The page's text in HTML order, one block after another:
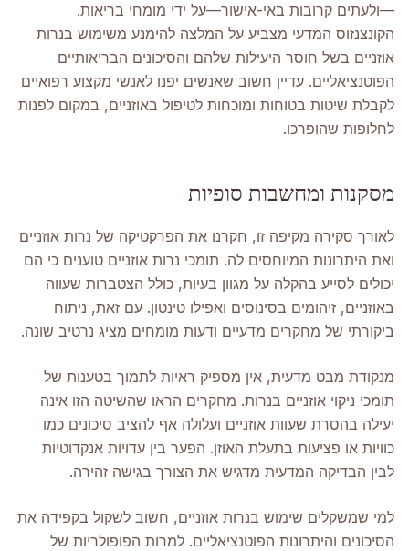
—ולעתים קרובות באי-אישור—על ידי מומחי בריאות.
הקונצנזוס המדעי מצביע על המלצה להימנע משימוש בנרות
אוזניים בשל חוסר היעילות שלהם והסיכונים הבריאותיים
הפוטנציאליים. עדיין חשוב שאנשים יפנו לאנשי מקצוע רפואיים
לקבלת שיטות בטוחות ומוכחות לטיפול באוזניים, במקום לפנות
לחלופות שהופרכו.
מסקנות ומחשבות סופיות
לאורך סקירה מקיפה זו, חקרנו את הפרקטיקה של נרות אוזניים
ואת היתרונות המיוחסים לה. תומכי נרות אוזניים טוענים כי הם
יכולים לסייע בהקלה על מגוון בעיות, כולל הצטברות שעווה
באוזניים, זיהומים בסינוסים ואפילו טינטון. עם זאת, ניתוח
ביקורתי של מחקרים מדעיים ודעות מומחים מציג נרטיב שונה.
מנקודת מבט מדעית, אין מספיק ראיות לתמוך בטענות של
תומכי ניקוי אוזניים בנרות. מחקרים הראו שהשיטה הזו אינה
יעילה בהסרת שעוות אוזניים ועלולה אף להציב סיכונים כמו
כוויות או פציעות בתעלת האוזן. הפער בין עדויות אנקדוטיות
לבין הבדיקה המדעית מדגיש את הצורך בגישה זהירה.
למי שמשקלים שימוש בנרות אוזניים, חשוב לשקול בקפידה את
הסיכונים והיתרונות הפוטנציאליים. למרות הפופולריות של